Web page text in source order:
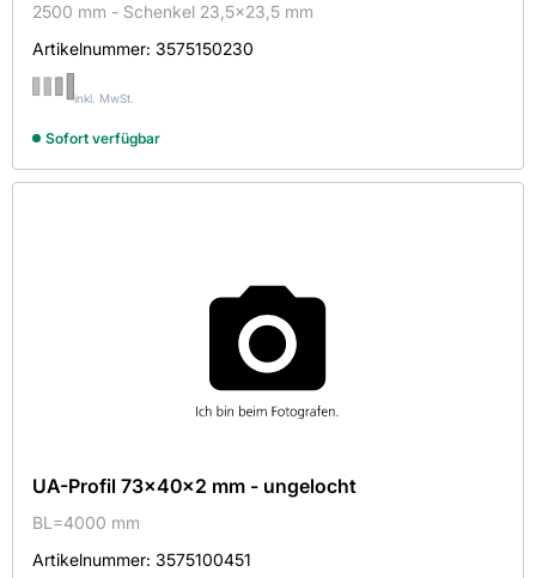
2500 mm - Schenkel 23,5x23,5 mm
Artikelnummer: 3575150230
inkl. MwSt.
Sofort verfügbar
UA-Profil 73x40x2 mm - ungelocht
BL=4000 mm
Artikelnummer: 3575100451